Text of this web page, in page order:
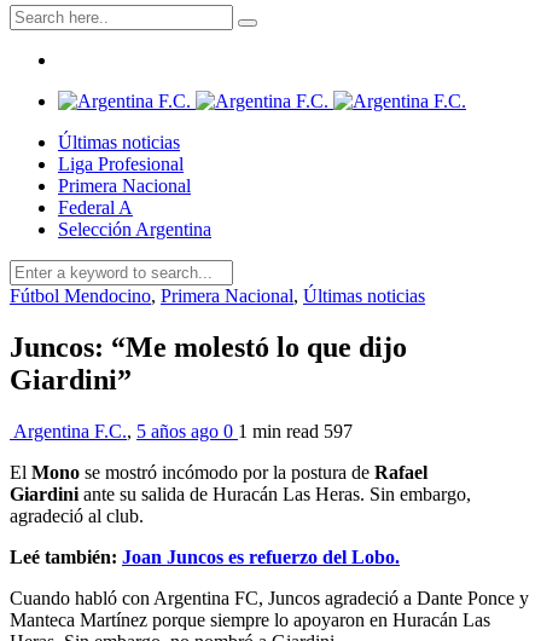
Últimas noticias
Liga Profesional
Primera Nacional
Federal A
Selección Argentina
Fútbol Mendocino, Primera Nacional, Últimas noticias
Juncos: “Me molestó lo que dijo
Giardini”
Argentina F.C., 5 años ago 0 1 min read 597
El Mono se mostró incómodo por la postura de Rafael
Giardini ante su salida de Huracán Las Heras. Sin embargo,
agradeció al club.
Leé también: Joan Juncos es refuerzo del Lobo.
Cuando habló con Argentina FC, Juncos agradeció a Dante Ponce y
Manteca Martínez porque siempre lo apoyaron en Huracán Las